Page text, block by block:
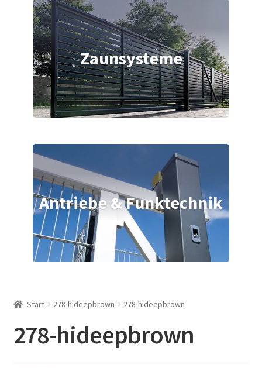
Zaunsysteme
Antriebe & Funktechnik
Start 278-hideepbrown 278-hideepbrown
278-hideepbrown